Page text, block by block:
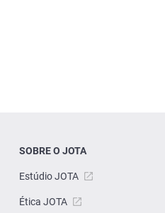
SOBRE O JOTA
Estúdio JOTA
Ética JOTA